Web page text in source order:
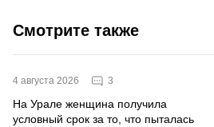
Смотрите также
4 августа 2026 3
На Урале женщина получила
условный срок за то, что пыталась